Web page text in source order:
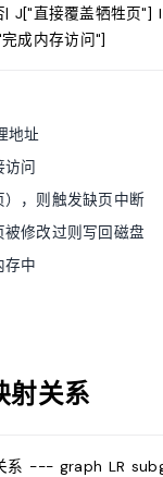
J["直接覆盖牺牲页
成内存访问"]
地址
访问
，则触发缺页中断
修改过则写回磁盘
存中
射关系
--- graph LR